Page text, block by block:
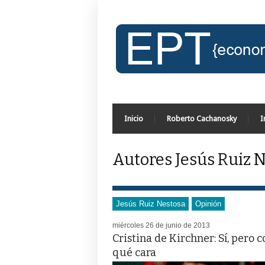
Inicio Roberto Cachanosky
Autores Jesús Ruiz
Jesús Ruiz Nestosa Opinión
miércoles 26 de junio de 2013
Cristina de Kirchner: Sí, pero
qué cara